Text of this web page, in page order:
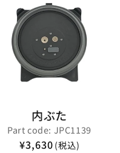
内ぶた
Part code: JPC1139
¥3,630(税込)